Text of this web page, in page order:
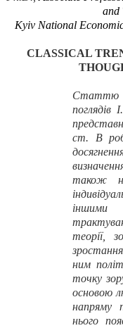
and
Kyiv National
CLASSICAL
Статтю
поглядів
ст. В
також
іншими
теорії,
ним
точку
основою
напряму
нього